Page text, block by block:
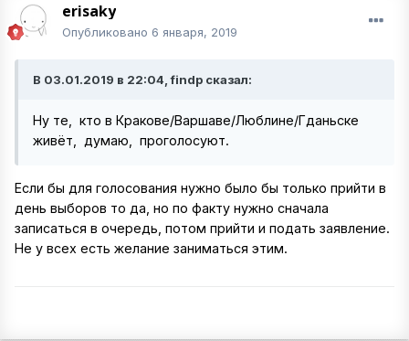
erisaky
Опубликовано 6 января, 2019
В 03.01.2019 в 22:04, findp сказал:
Ну те, кто в Кракове/Варшаве/Люблине/Гданьске
живёт, думаю, проголосуют.
Если бы для голосования нужно было бы только прийти в
день выборов то да, но по факту нужно сначала
записаться в очередь, потом прийти и подать заявление.
Не у всех есть желание заниматься этим.